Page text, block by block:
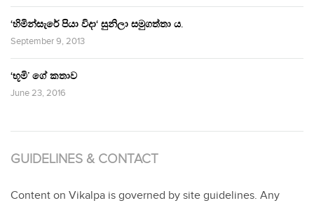
‘හිමින්සැරේ පියා විදා‘ සුනිලා සමුගත්තා ය.
September 9, 2013
‘භූමි’ ගේ කතාව
June 23, 2016
GUIDELINES & CONTACT
Content on Vikalpa is governed by site guidelines. Any